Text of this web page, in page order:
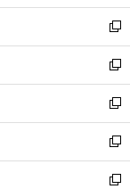
開
く
ン
ド
ウ
で
開
く
ウ
ィ
ン
ド
ウ
で
開
く
し
い
ウ
ィ
ン
ド
ウ
で
開
く
新
し
い
ウ
ィ
ン
ド
ウ
で
新
し
い
ウ
ィ
ン
ド
新
し
い
ウ
ィ
新
し
い
新